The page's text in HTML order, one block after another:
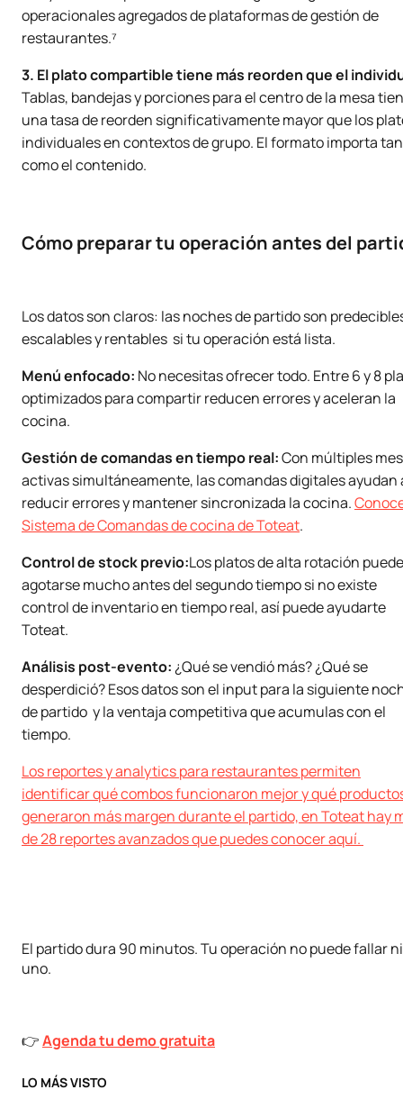
operacionales agregados de plataformas de gestión de
restaurantes.⁷
3. El plato compartible tiene más reorden que el
Tablas, bandejas y porciones para el centro de la mesa
una tasa de reorden significativamente mayor que los
individuales en contextos de grupo. El formato importa
como el contenido.
Cómo preparar tu operación antes del
Los datos son claros: las noches de partido son
escalables y rentables si tu operación está lista.
Menú enfocado: No necesitas ofrecer todo. Entre 6 y 8
optimizados para compartir reducen errores y aceleran la
cocina.
Gestión de comandas en tiempo real:Con múltiples
activas simultáneamente, las comandas digitales ayudan
reducir errores y mantener sincronizada la cocina.
Sistema de Comandas de cocina de Toteat.
Control de stock previo:Los platos de alta rotación
agotarse mucho antes del segundo tiempo si no existe
control de inventario en tiempo real, así puede ayudarte
Toteat.
Análisis post-evento: ¿Qué se vendió más? ¿Qué se
desperdició? Esos datos son el input para la siguiente
de partido y la ventaja competitiva que acumulas con el
tiempo.
Los reportes y analytics para restaurantes permiten
identificar qué combos funcionaron mejor y qué
generaron más margen durante el partido, en Toteat hay
de 28 reportes avanzados que puedes conocer aquí.
El partido dura 90 minutos. Tu operación no puede fallar ni
uno.
👉Agenda tu demo gratuita
LO MÁS VISTO